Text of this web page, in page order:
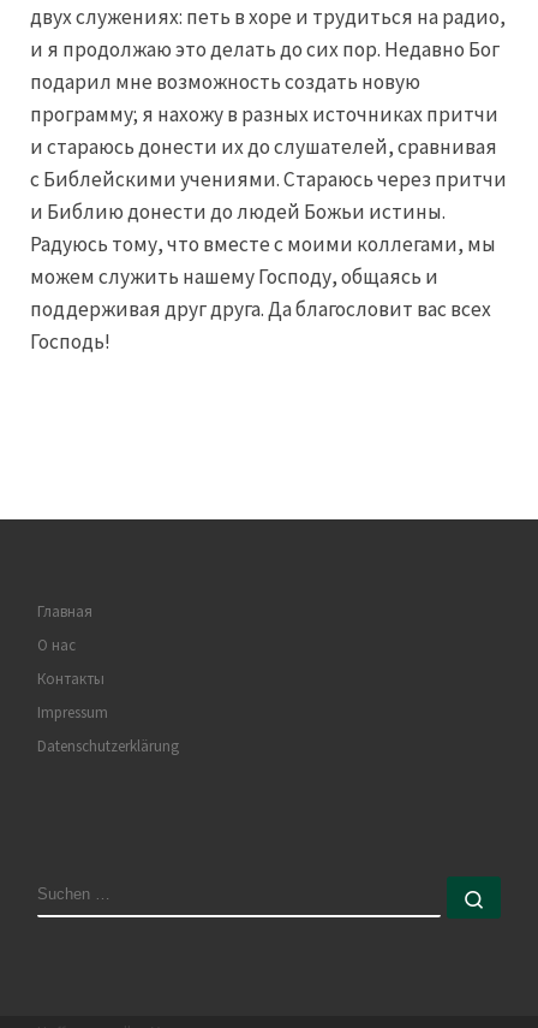
двух служениях: петь в хоре и трудиться на радио,
и я продолжаю это делать до сих пор. Недавно Бог
подарил мне возможность создать новую
программу; я нахожу в разных источниках притчи
и стараюсь донести их до слушателей, сравнивая
с Библейскими учениями. Стараюсь через притчи
и Библию донести до людей Божьи истины.
Радуюсь тому, что вместе с моими коллегами, мы
можем служить нашему Господу, общаясь и
поддерживая друг друга. Да благословит вас всех
Господь!
Главная
О нас
Контакты
Impressum
Datenschutzerklärung